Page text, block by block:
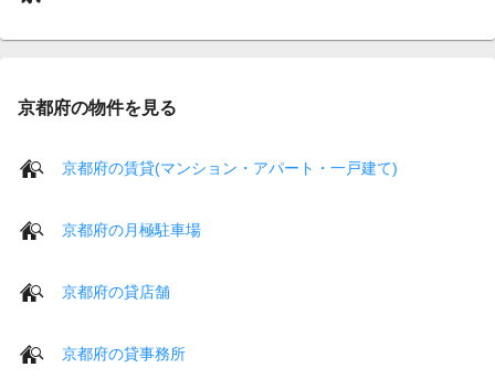
京都府の物件を見る
京都府の賃貸(マンション・アパート・一戸建て)
京都府の月極駐車場
京都府の貸店舗
京都府の貸事務所